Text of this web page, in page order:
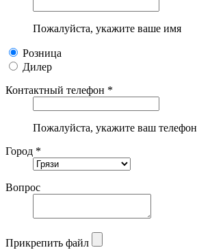
Пожалуйста, укажите ваше имя
Розница
Дилер
Контактный телефон *
Пожалуйста, укажите ваш телефон
Город *
Вопрос
Прикрепить файл